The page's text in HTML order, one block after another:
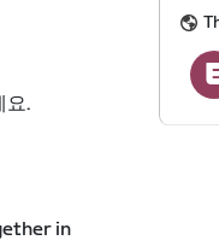
요.
in